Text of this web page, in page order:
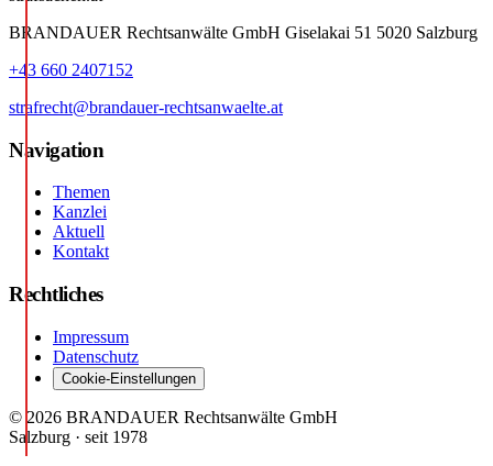
BRANDAUER Rechtsanwälte GmbH Giselakai 51 5020 Salzburg
+43 660 2407152
strafrecht@brandauer-rechtsanwaelte.at
Navigation
Themen
Kanzlei
Aktuell
Kontakt
Rechtliches
Impressum
Datenschutz
Cookie-Einstellungen
© 2026 BRANDAUER Rechtsanwälte GmbH
Salzburg · seit 1978